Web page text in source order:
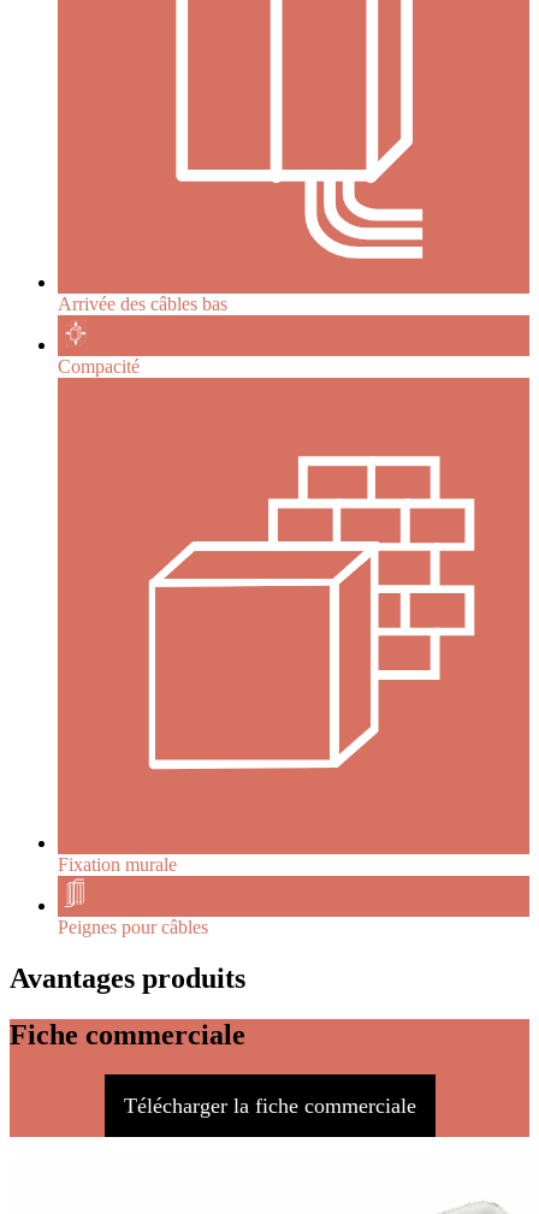
Arrivée des câbles bas
Compacité
Fixation murale
Peignes pour câbles
Avantages produits
Fiche commerciale
Télécharger la fiche commerciale